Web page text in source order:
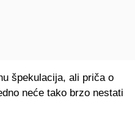
špekulacija, ali priča o
neće tako brzo nestati